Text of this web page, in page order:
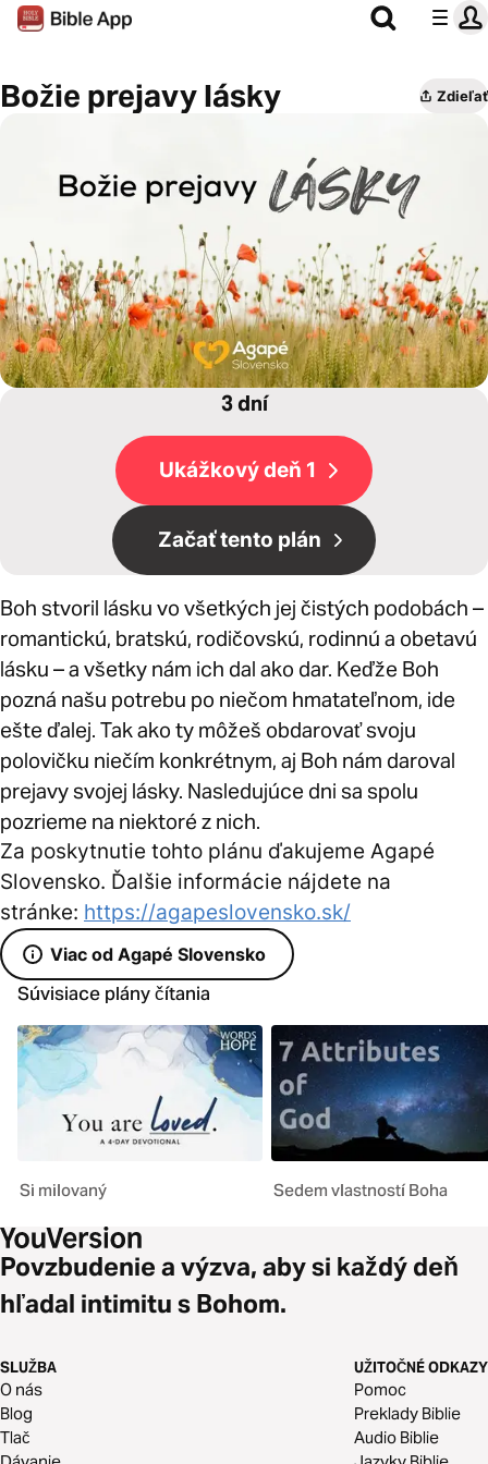
Božie prejavy lásky Zdieľať
3 dní
Ukážkový deň 1
Začať tento plán
Boh stvoril lásku vo všetkých jej čistých podobách –
romantickú, bratskú, rodičovskú, rodinnú a obetavú
lásku – a všetky nám ich dal ako dar. Keďže Boh
pozná našu potrebu po niečom hmatateľnom, ide
ešte ďalej. Tak ako ty môžeš obdarovať svoju
polovičku niečím konkrétnym, aj Boh nám daroval
prejavy svojej lásky. Nasledujúce dni sa spolu
pozrieme na niektoré z nich.
Za poskytnutie tohto plánu ďakujeme Agapé
Slovensko. Ďalšie informácie nájdete na
stránke: https://agapeslovensko.sk/
Viac od Agapé Slovensko
Súvisiace plány čítania
Si milovaný Sedem vlastností Boha
Povzbudenie a výzva, aby si každý deň
hľadal intimitu s Bohom.
SLUŽBA
O nás
Blog
Tlač
UŽITOČNÉ ODKAZY
Pomoc
Preklady Biblie
Audio Biblie